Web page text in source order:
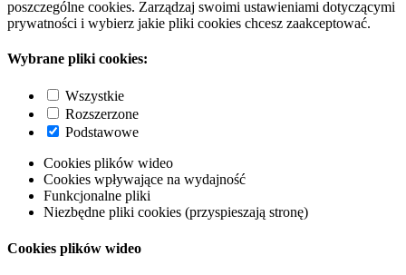
poszczególne cookies. Zarządzaj swoimi ustawieniami dotyczącymi
prywatności i wybierz jakie pliki cookies chcesz zaakceptować.
Wybrane pliki cookies:
Wszystkie
Rozszerzone
Podstawowe
Cookies plików wideo
Cookies wpływające na wydajność
Funkcjonalne pliki
Niezbędne pliki cookies (przyspieszają stronę)
Cookies plików wideo